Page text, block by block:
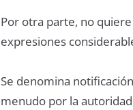
Por otra parte, no
expresiones
Se denomina
menudo por la